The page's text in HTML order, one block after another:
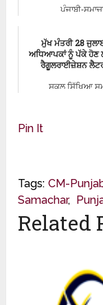
ਪੰਜਾਬੀ-
ਮੁੱਖ ਮੰਤਰੀ 28
ਅਧਿਆਪਕਾਂ ਨੂੰ ਪੱਕੇ ਹੋਣ
ਰੈਗੂਲਰਾਈਜ਼ੇਸ਼ਨ
ਸਕੂਲ ਸਿੱਖਿਆ
Pin It
Tags: CM-
Samachar,
Related